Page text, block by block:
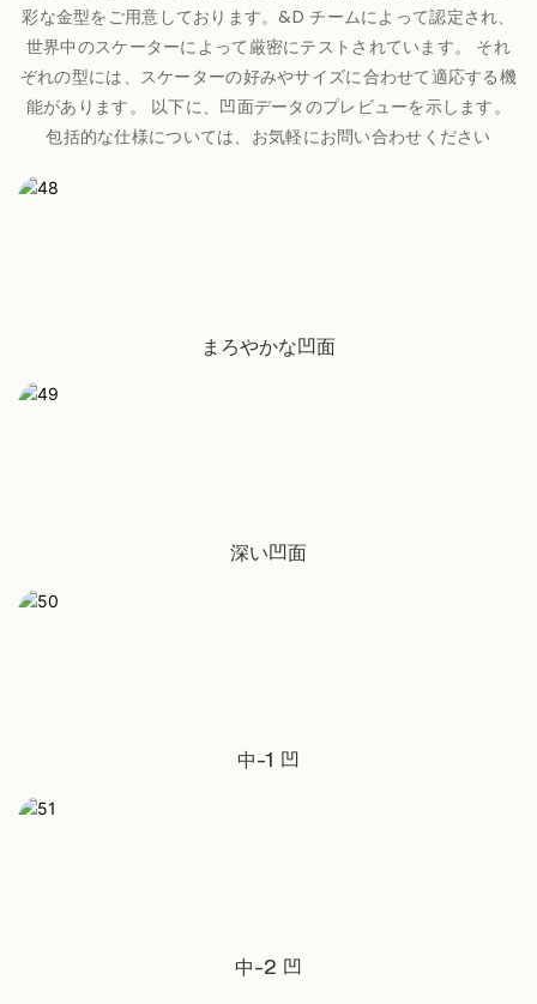
彩な金型をご用意しております。&D チームによって認定され、
世界中のスケーターによって厳密にテストされています。 それ
ぞれの型には、スケーターの好みやサイズに合わせて適応する機
能があります。 以下に、凹面データのプレビューを示します。
包括的な仕様については、お気軽にお問い合わせください
まろやかな凹面
深い凹面
中-1 凹
中-2 凹